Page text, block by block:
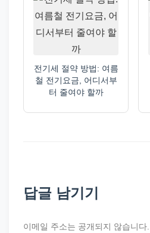
전기세 절약 방법: 여름
철 전기요금, 어디서부
터 줄여야 할까
답글 남기기
이메일 주소는 공개되지 않습니다.